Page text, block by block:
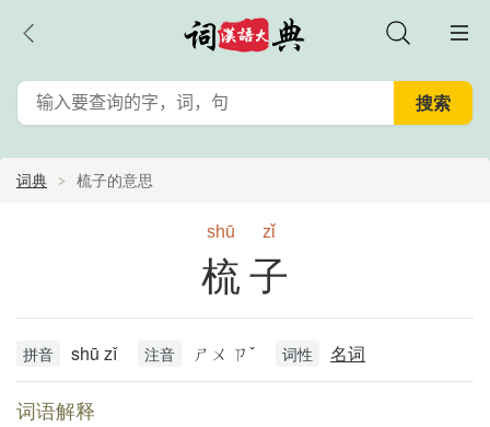
词典 梳子的意思
shū zǐ
梳子
拼音 shū zǐ 注音 ㄕㄨ ㄗˇ 词性 名词
词语解释